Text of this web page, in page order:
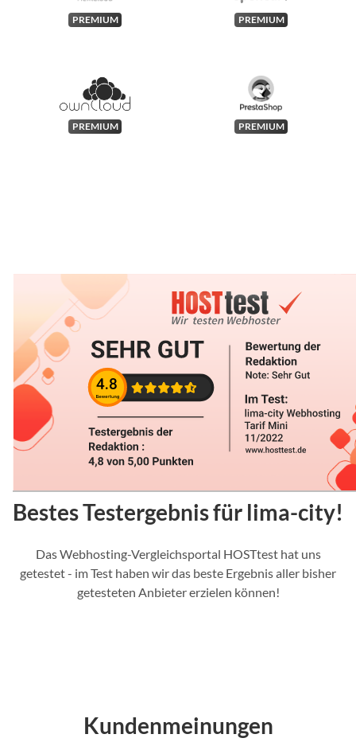
PREMIUM PREMIUM
PREMIUM PREMIUM
Bestes Testergebnis für lima-city!
Das Webhosting-Vergleichsportal HOSTtest hat uns
getestet - im Test haben wir das beste Ergebnis aller bisher
getesteten Anbieter erzielen können!
Kundenmeinungen